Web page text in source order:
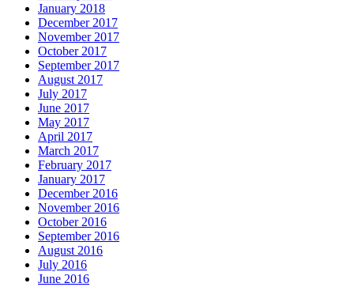
January 2018
December 2017
November 2017
October 2017
September 2017
August 2017
July 2017
June 2017
May 2017
April 2017
March 2017
February 2017
January 2017
December 2016
November 2016
October 2016
September 2016
August 2016
July 2016
June 2016